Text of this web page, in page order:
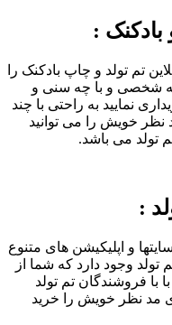
بادکنک :
تم تولد و چاپ بادکنک را
چه شخصی و با چه سنی و
نمایید به راحتی با چند
نظر خویش را می توانید
تولد می باشد.
:
و اپلیکیشن های متنوع
تولد وجود دارد که شما از
با فروشندگان تم تولد
مد نظر خویش را خرید